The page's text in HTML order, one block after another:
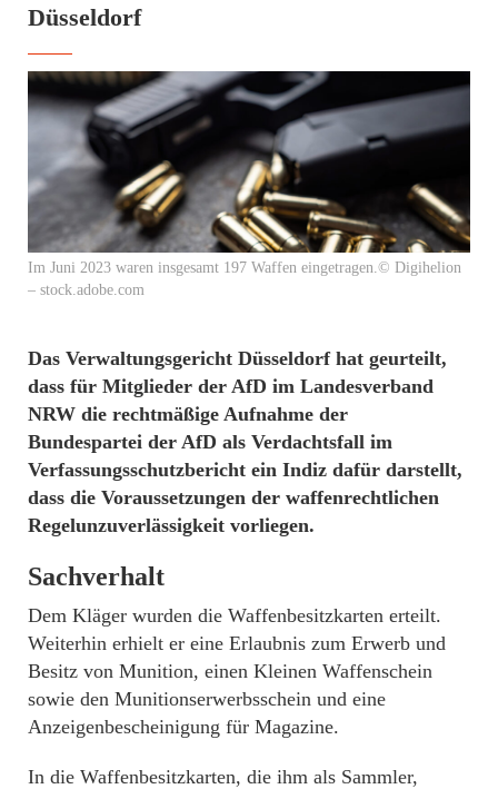
Düsseldorf
Im Juni 2023 waren insgesamt 197 Waffen eingetragen.© Digihelion
– stock.adobe.com
Das Verwaltungsgericht Düsseldorf hat geurteilt,
dass für Mitglieder der AfD im Landesverband
NRW die rechtmäßige Aufnahme der
Bundespartei der AfD als Verdachtsfall im
Verfassungsschutzbericht ein Indiz dafür darstellt,
dass die Voraussetzungen der waffenrechtlichen
Regelunzuverlässigkeit vorliegen.
Sachverhalt
Dem Kläger wurden die Waffenbesitzkarten erteilt.
Weiterhin erhielt er eine Erlaubnis zum Erwerb und
Besitz von Munition, einen Kleinen Waffenschein
sowie den Munitionserwerbsschein und eine
Anzeigenbescheinigung für Magazine.
In die Waffenbesitzkarten, die ihm als Sammler,